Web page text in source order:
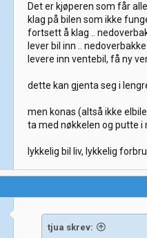
Det er kjøperen som får
klag på bilen som ikke
fortsett å klag ..
lever bil inn ..
levere inn ventebil, få ny
dette kan gjenta seg i
men konas (altså ikke
ta med nøkkelen og putte i
lykkelig bil liv, lykkelig
tjua skrev: